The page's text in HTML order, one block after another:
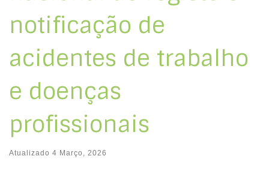
notificação de
acidentes de trabalho
e doenças
profissionais
Atualizado 4 Março, 2026